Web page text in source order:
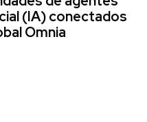
(IA) conectados
Omnia